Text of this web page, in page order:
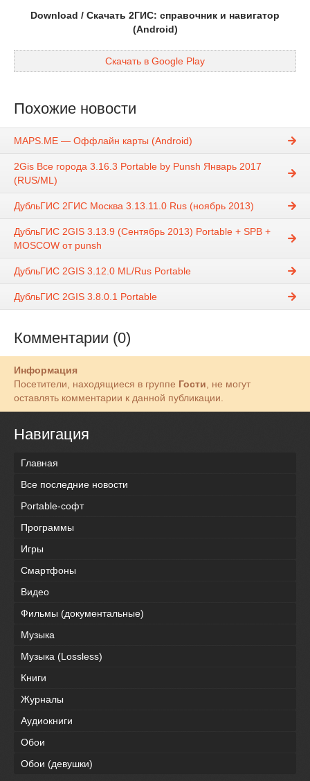
Download / Скачать 2ГИС: справочник и навигатор
(Android)
Скачать в Google Play
Похожие новости
MAPS.ME — Оффлайн карты (Android)
2Gis Все города 3.16.3 Portable by Punsh Январь 2017
(RUS/ML)
ДубльГИС 2ГИС Москва 3.13.11.0 Rus (ноябрь 2013)
ДубльГИС 2GIS 3.13.9 (Сентябрь 2013) Portable + SPB +
MOSCOW от punsh
ДубльГИС 2GIS 3.12.0 ML/Rus Portable
ДубльГИС 2GIS 3.8.0.1 Portable
Комментарии (0)
Информация
Посетители, находящиеся в группе Гости , не могут
оставлять комментарии к данной публикации.
Навигация
Главная
Все последние новости
Portable-софт
Программы
Игры
Смартфоны
Видео
Фильмы (документальные)
Музыка
Музыка (Lossless)
Книги
Журналы
Аудиокниги
Обои
Обои (девушки)